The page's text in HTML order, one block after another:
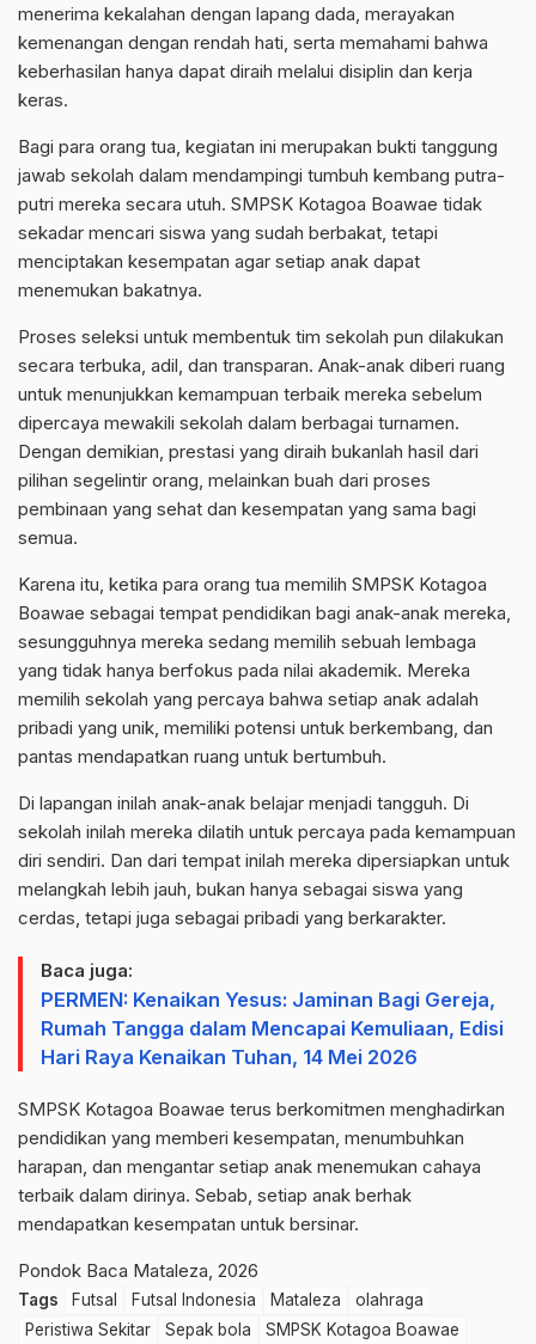
menerima kekalahan dengan lapang dada, merayakan
kemenangan dengan rendah hati, serta memahami bahwa
keberhasilan hanya dapat diraih melalui disiplin dan kerja
keras.
Bagi para orang tua, kegiatan ini merupakan bukti tanggung
jawab sekolah dalam mendampingi tumbuh kembang putra-
putri mereka secara utuh. SMPSK Kotagoa Boawae tidak
sekadar mencari siswa yang sudah berbakat, tetapi
menciptakan kesempatan agar setiap anak dapat
menemukan bakatnya.
Proses seleksi untuk membentuk tim sekolah pun dilakukan
secara terbuka, adil, dan transparan. Anak-anak diberi ruang
untuk menunjukkan kemampuan terbaik mereka sebelum
dipercaya mewakili sekolah dalam berbagai turnamen.
Dengan demikian, prestasi yang diraih bukanlah hasil dari
pilihan segelintir orang, melainkan buah dari proses
pembinaan yang sehat dan kesempatan yang sama bagi
semua.
Karena itu, ketika para orang tua memilih SMPSK Kotagoa
Boawae sebagai tempat pendidikan bagi anak-anak mereka,
sesungguhnya mereka sedang memilih sebuah lembaga
yang tidak hanya berfokus pada nilai akademik. Mereka
memilih sekolah yang percaya bahwa setiap anak adalah
pribadi yang unik, memiliki potensi untuk berkembang, dan
pantas mendapatkan ruang untuk bertumbuh.
Di lapangan inilah anak-anak belajar menjadi tangguh. Di
sekolah inilah mereka dilatih untuk percaya pada kemampuan
diri sendiri. Dan dari tempat inilah mereka dipersiapkan untuk
melangkah lebih jauh, bukan hanya sebagai siswa yang
cerdas, tetapi juga sebagai pribadi yang berkarakter.
Baca juga:
PERMEN: Kenaikan Yesus: Jaminan Bagi Gereja,
Rumah Tangga dalam Mencapai Kemuliaan, Edisi
Hari Raya Kenaikan Tuhan, 14 Mei 2026
SMPSK Kotagoa Boawae terus berkomitmen menghadirkan
pendidikan yang memberi kesempatan, menumbuhkan
harapan, dan mengantar setiap anak menemukan cahaya
terbaik dalam dirinya. Sebab, setiap anak berhak
mendapatkan kesempatan untuk bersinar.
Pondok Baca Mataleza, 2026
Tags Futsal Futsal Indonesia Mataleza
olahraga
Peristiwa Sekitar
Sepak bola SMPSK Kotagoa Boawae